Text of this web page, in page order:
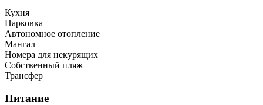
Кухня
Парковка
Автономное отопление
Мангал
Номера для некурящих
Собственный пляж
Трансфер
Питание